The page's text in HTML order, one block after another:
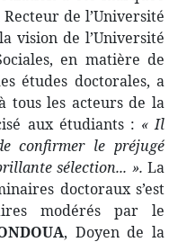
de l’Université
vision de l’Université
en matière de
études doctorales, a
tous les acteurs de la
aux étudiants : « Il
confirmer le préjugé
sélection... ». La
doctoraux s’est
modérés par le
, Doyen de la